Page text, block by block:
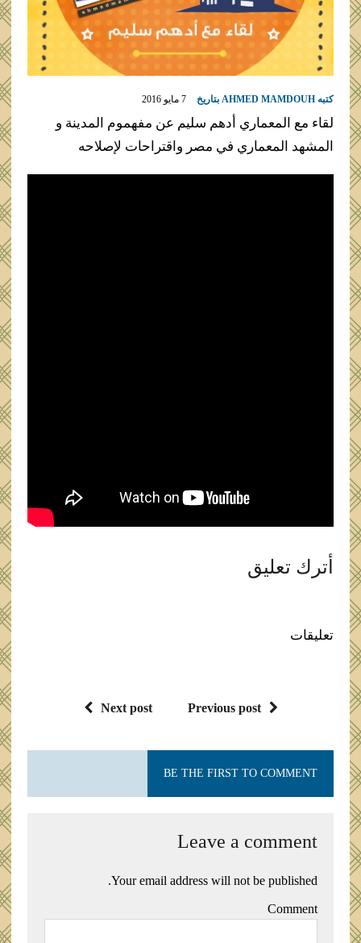
كتبه AHMED MAMDOUHبتاريخ 7 مايو 2016
لقاء مع المعماري أدهم سليم عن مفهموم المدينة و
المشهد المعماري في مصر واقتراحات لإصلاحه
أترك تعليق
تعليقات
Previous post
Next post
BE THE FIRST TO COMMENT
Leave a comment
Your email address will not be published.
Comment